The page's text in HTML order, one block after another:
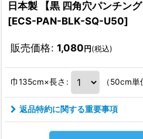
日本製 【黒 四角穴パンチン
[ECS-PAN-BLK-SQ-U50]
販売価格: 1,080円(税込)
巾135cm×長さ : （50cm単
返品特約に関する重要事項